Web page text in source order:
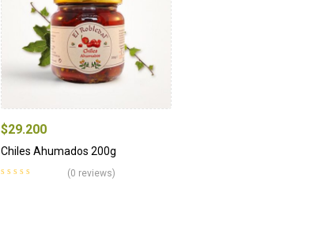
$29.200
Chiles Ahumados 200g
(0 reviews)